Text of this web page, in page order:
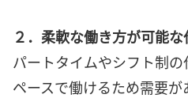
２．柔軟な働き方が可能な
パートタイムやシフト制
ペースで働けるため需要